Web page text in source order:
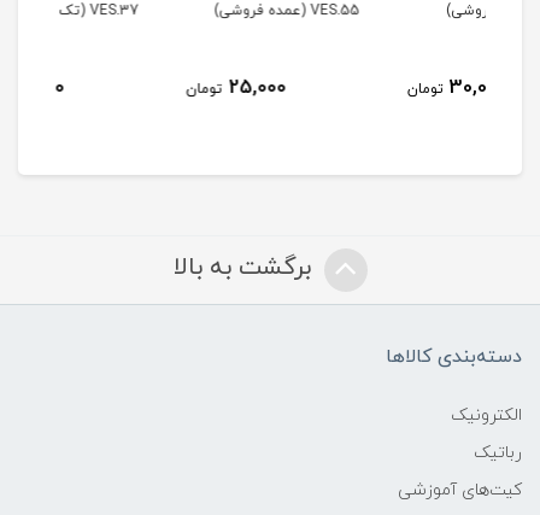
VES.55 (عمده فروشی)
VES.37 (تک فروشی)
برگشت به بالا
دسته‌بندی کالاها
الکترونیک
رباتیک
کیت‌های آموزشی